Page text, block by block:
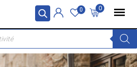
0
0